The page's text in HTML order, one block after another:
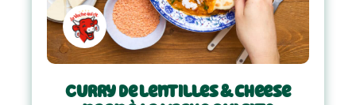
Curry de lentilles & cheese